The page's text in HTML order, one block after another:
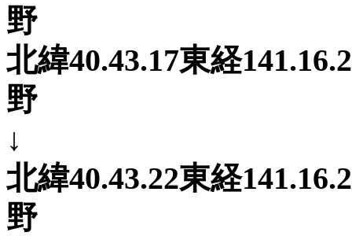
野
北緯40.43.17東経
野
↓
北緯40.43.22東経
野